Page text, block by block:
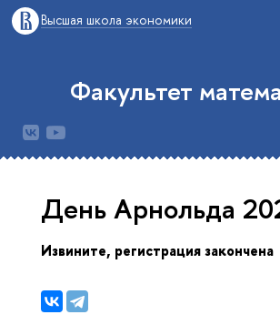
ысшая школа экономики
Факультет
День Арнольда
Извините, регистрация закончена